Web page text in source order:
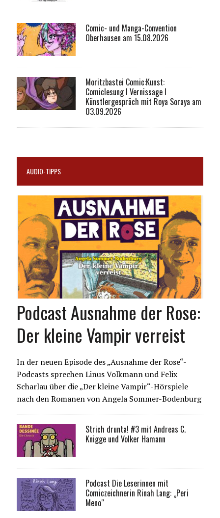
Comic- und Manga-Convention
Oberhausen am 15.08.2026
Moritzbastei Comic:Kunst:
Comiclesung I Vernissage I
Künstlergespräch mit Roya Soraya am
03.09.2026
AUDIO-TIPPS
Podcast Ausnahme der Rose:
Der kleine Vampir verreist
In der neuen Episode des „Ausnahme der Rose“-
Podcasts sprechen Linus Volkmann und Felix
Scharlau über die „Der kleine Vampir“-Hörspiele
nach den Romanen von Angela Sommer-Bodenburg
Strich drunta! #3 mit Andreas C.
Knigge und Volker Hamann
Podcast Die Leserinnen mit
Comiczeichnerin Rinah Lang: „Peri
Meno“